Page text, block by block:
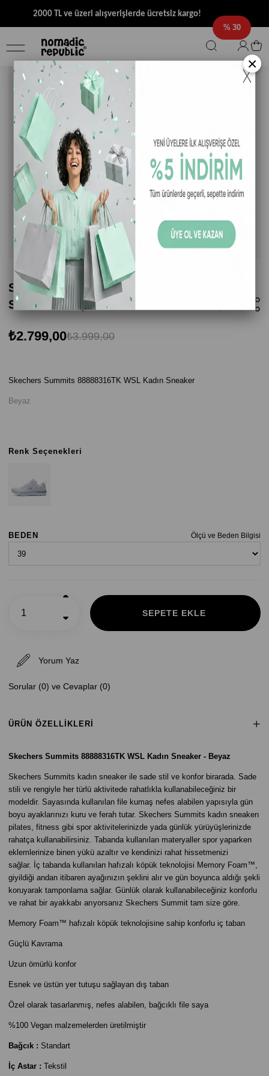
2000 TL ve üzeri alışverişlerde ücretsiz kargo!
30
Skechers Summits 88888316TK WSL Kadın
Sneaker - Beyaz
₺3.999,00
₺2.799,00
Skechers Summits 88888316TK WSL Kadın Sneaker
Beyaz
Renk Seçenekleri
Ölçü ve Beden Bilgisi
BEDEN
Yorum Yaz
Sorular (0) ve Cevaplar (0)
ÜRÜN ÖZELLIKLERI
Skechers Summits 88888316TK WSL Kadın Sneaker - Beyaz
Skechers Summits kadın sneaker ile sade stil ve konfor birarada. Sade
stili ve rengiyle her türlü aktivitede rahatlıkla kullanabileceğiniz bir
modeldir. Sayasında kullanılan file kumaş nefes alabilen yapısıyla gün
boyu ayaklarınızı kuru ve ferah tutar. Skechers Summits kadın sneakerı
pilates, fitness gibi spor aktivitelerinizde yada günlük yürüyüşlerinizde
rahatça kullanabilirsiniz. Tabanda kullanılan materyaller spor yaparken
eklemlerinize binen yükü azaltır ve kendinizi rahat hissetmenizi
sağlar. İç tabanda kullanılan hafızalı köpük teknolojisi Memory Foam™,
giyildiği andan itibaren ayağınızın şeklini alır ve gün boyunca aldığı şekli
koruyarak tamponlama sağlar. Günlük olarak kullanabileceğiniz konforlu
ve rahat bir ayakkabı arıyorsanız Skechers Summit tam size göre.
Memory Foam™ hafızalı köpük teknolojisine sahip konforlu iç taban
Güçlü Kavrama
Uzun ömürlü konfor
Esnek ve üstün yer tutuşu sağlayan dış taban
Özel olarak tasarlanmış, nefes alabilen, bağcıklı file saya
%100 Vegan malzemelerden üretilmiştir
Bağcık : Standart
İç Astar : Tekstil
×